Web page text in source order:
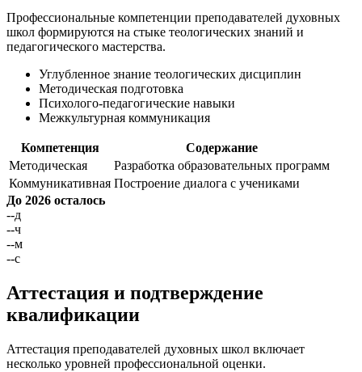
Профессиональные компетенции преподавателей духовных
школ формируются на стыке теологических знаний и
педагогического мастерства.
Углубленное знание теологических дисциплин
Методическая подготовка
Психолого-педагогические навыки
Межкультурная коммуникация
Компетенция
Содержание
Методическая
Разработка образовательных программ
Коммуникативная Построение диалога с учениками
До 2026 осталось
--д
--ч
--м
--с
Аттестация и подтверждение
квалификации
Аттестация преподавателей духовных школ включает
несколько уровней профессиональной оценки.